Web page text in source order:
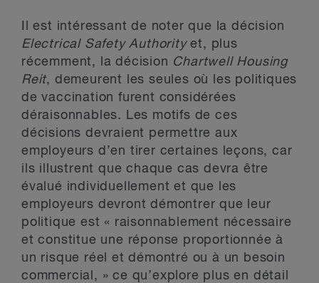
Il est intéressant de noter que la décision
Electrical Safety Authorityet, plus
récemment, la décision Chartwell Housing
Reit, demeurent les seules où les politiques
de vaccination furent considérées
déraisonnables. Les motifs de ces
décisions devraient permettre aux
employeurs d’en tirer certaines leçons, car
ils illustrent que chaque cas devra être
évalué individuellement et que les
employeurs devront démontrer que leur
politique est « raisonnablement nécessaire
et constitue une réponse proportionnée à
un risque réel et démontré ou à un besoin
commercial, » ce qu’explore plus en détail